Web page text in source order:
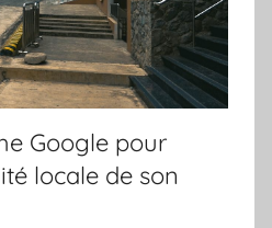
Google pour
locale de son